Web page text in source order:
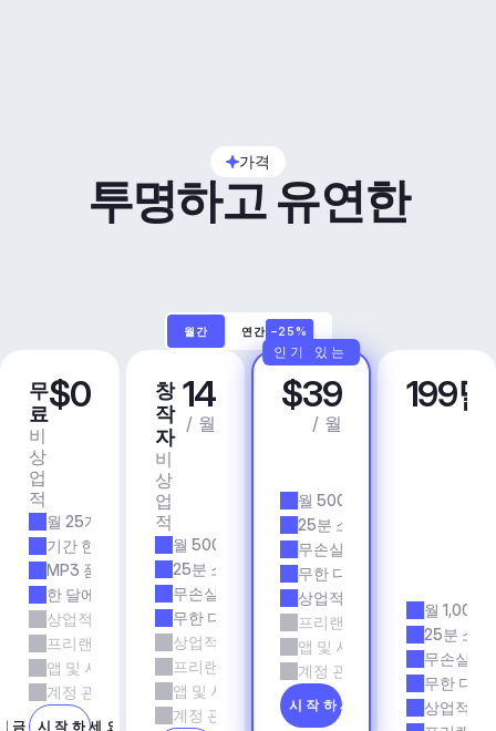
가격
투명하고 유연한
월간 연간 –25%
무
료
비
상
업
적
$0
월 25개 트랙
기간 한정
MP3 품질
한 달에 5회 다운로드
상업적 사용
프리랜서 및 에이전시 업무
앱 및 서비스
계정 관리자 지원
금 시작하세요
창
작
자
비
상
업
적
14
/ 월
월 500개 트랙
25분 소요 시간
무손실 품질
무한 다운로드
상업적 사용
프리랜서 및 에이전시 업무
앱 및 서비스
계정 관리자 지원
프
로
$39
/ 월
월 500개 트랙
25분 소요 시간
무손실 품질
무한 다운로드
상업적 사용
프리랜서 및 에이전시 업무
앱 및 서비스
계정 관리자 지원
지금 시작하세요
인기 있는
비
즈
199
월 1,000
25분 소요
무손실 품
무한 다운
상업적 사